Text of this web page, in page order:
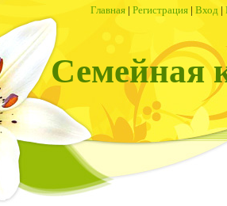
Главная | Регистрация | Вход |
Семейная